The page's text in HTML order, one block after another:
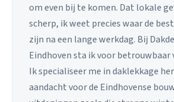
om even bij te komen. Dat lokale
scherp, ik weet precies waar de
zijn na een lange werkdag. Bij
Eindhoven sta ik voor betrouwbaar
Ik specialiseer me in daklekkage
aandacht voor de Eindhovense